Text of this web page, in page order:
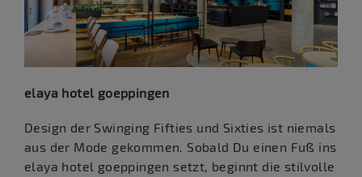
elaya hotel goeppingen
Design der Swinging Fifties und Sixties ist niemals
aus der Mode gekommen. Sobald Du einen Fuß ins
elaya hotel goeppingen setzt, beginnt die stilvolle